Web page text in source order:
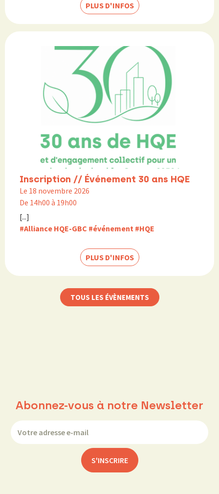
PLUS D'INFOS
Inscription // Événement 30 ans HQE
Le 18 novembre 2026
De 14h00 à 19h00
[...]
#Alliance HQE-GBC #événement #HQE
PLUS D'INFOS
TOUS LES ÉVÈNEMENTS
Abonnez-vous à notre Newsletter